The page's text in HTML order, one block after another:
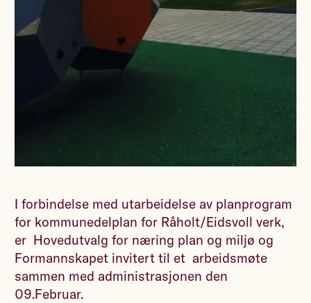
I forbindelse med utarbeidelse av planprogram
for kommunedelplan for Råholt/Eidsvoll verk,
er Hovedutvalg for næring plan og miljø og
Formannskapet invitert til et arbeidsmøte
sammen med administrasjonen den
09.Februar.